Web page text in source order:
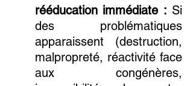
rééducation immédiate : Si
des problématiques
apparaissent (destruction,
malpropreté, réactivité face
aux congénères,